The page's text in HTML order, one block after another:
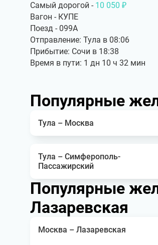
Самый дорогой - 10 050 ₽
Вагон - КУПЕ
Поезд - 099А
Отправление: Тула в 08:06
Прибытие: Сочи в 18:38
Время в пути: 1 дн 10 ч 32 мин
Популярные
Тула – Москва
Тула – Симферополь-
Пассажирский
Популярные
Лазаревская
Москва – Лазаревская